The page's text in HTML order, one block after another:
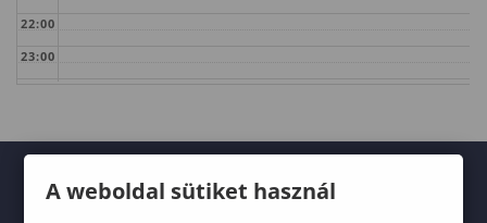
22:00
23:00
A weboldal sütiket használ